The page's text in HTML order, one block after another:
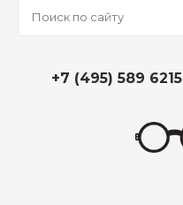
+7 (495) 589 6215